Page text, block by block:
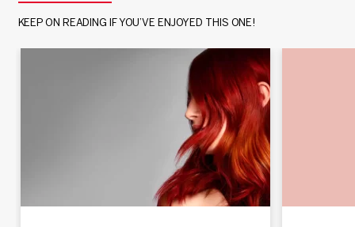
KEEP ON READING IF YOU’VE ENJOYED THIS ONE!